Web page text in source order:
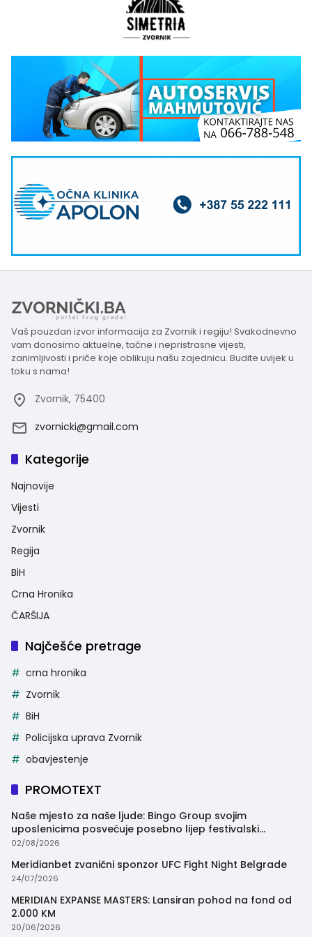
Vaš pouzdan izvor informacija za Zvornik i regiju! Svakodnevno
vam donosimo aktuelne, tačne i nepristrasne vijesti,
zanimljivosti i priče koje oblikuju našu zajednicu. Budite uvijek u
toku s nama!
Zvornik, 75400
zvornicki@gmail.com
Kategorije
Najnovije
Vijesti
Zvornik
Regija
BiH
Crna Hronika
ČARŠIJA
Najčešće pretrage
crna hronika
Zvornik
BiH
Policijska uprava Zvornik
obavjestenje
PROMOTEXT
Naše mjesto za naše ljude: Bingo Group svojim
uposlenicima posvećuje posebno lijep festivalski
trenutak
02/08/2026
Meridianbet zvanični sponzor UFC Fight Night Belgrade
24/07/2026
MERIDIAN EXPANSE MASTERS: Lansiran pohod na fond od
2.000 KM
20/06/2026